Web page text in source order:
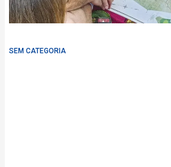
SEM CATEGORIA